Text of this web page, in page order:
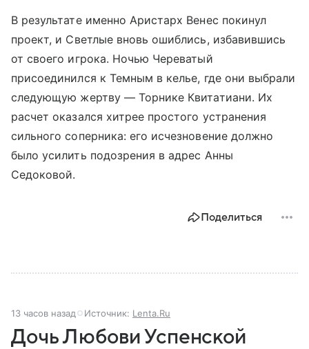
В результате именно Аристарх Венес покинул
проект, и Светлые вновь ошиблись, избавившись
от своего игрока. Ночью Череватый
присоединился к Темным в келье, где они выбрали
следующую жертву — Торнике Квитатиани. Их
расчет оказался хитрее простого устранения
сильного соперника: его исчезновение должно
было усилить подозрения в адрес Анны
Седоковой.
Поделиться
13 часов назад Источник: Lenta.Ru
Дочь Любови Успенской